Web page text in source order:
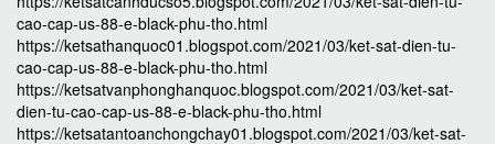
cao-cap-us-88-e-black-phu-tho.html
https://ketsathanquoc01.blogspot.com/2021/03/ket-sat-dien-tu-
cao-cap-us-88-e-black-phu-tho.html
https://ketsatvanphonghanquoc.blogspot.com/2021/03/ket-sat-
dien-tu-cao-cap-us-88-e-black-phu-tho.html
https://ketsatantoanchongchay01.blogspot.com/2021/03/ket-sat-